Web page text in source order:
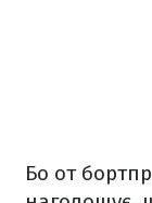
Бо от